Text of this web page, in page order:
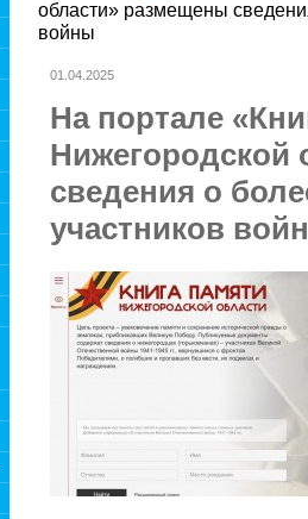
области» размещены
войны
01.04.2025
На портале
Нижегородской
сведения о
участников